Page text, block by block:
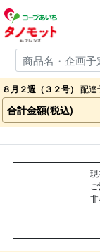
８月２週（３２号） 配達
合計金額(税込)